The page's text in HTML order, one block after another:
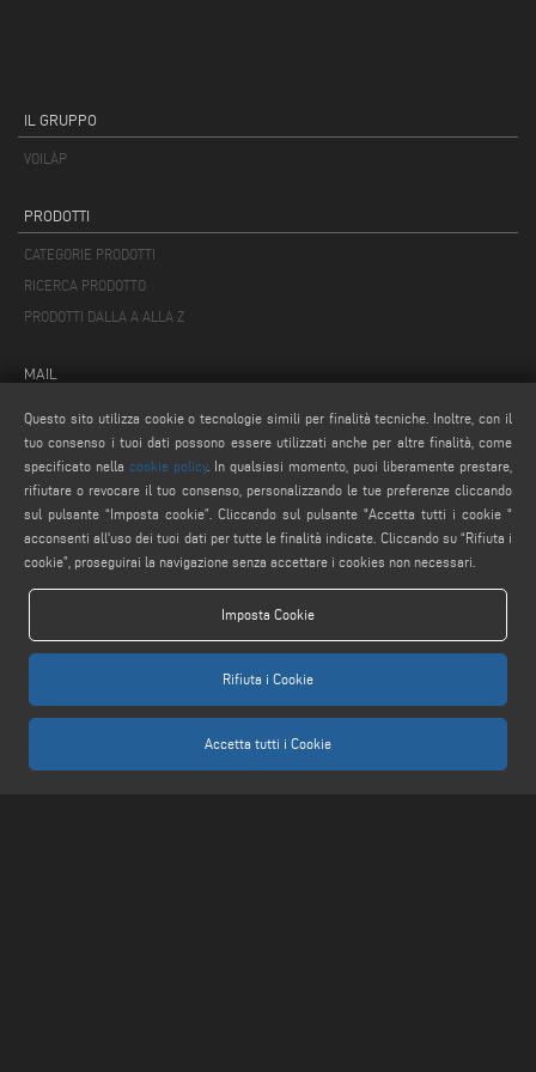
IL GRUPPO
VOILÀP
PRODOTTI
CATEGORIE PRODOTTI
RICERCA PRODOTTO
PRODOTTI DALLA A ALLA Z
MAIL
info@keraglass.com
service@keraglass.com
webmaster@emmegi.com
AVVERTENZE LEGALI
COMPLIANCE
COOKIE POLICY
Questo sito utilizza cookie o tecnologie simili per finalità tecniche. Inoltre, con il
tuo consenso i tuoi dati possono essere utilizzati anche per altre finalità, come
specificato nella cookie policy. In qualsiasi momento, puoi liberamente prestare,
rifiutare o revocare il tuo consenso, personalizzando le tue preferenze cliccando
sul pulsante “Imposta cookie”. Cliccando sul pulsante "Accetta tutti i cookie "
acconsenti all'uso dei tuoi dati per tutte le finalità indicate. Cliccando su “Rifiuta i
cookie”, proseguirai la navigazione senza accettare i cookies non necessari.
Imposta Cookie
Rifiuta i Cookie
Accetta tutti i Cookie